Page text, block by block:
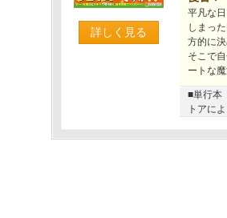
詳しく見る
平凡な
しまっ
方的に
そこで
ートな
■単行本
トアに